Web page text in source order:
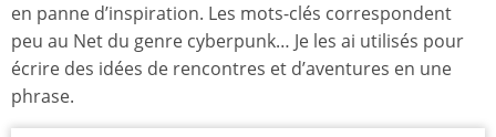
en panne d’inspiration. Les mots-clés correspondent
peu au Net du genre cyberpunk… Je les ai utilisés pour
écrire des idées de rencontres et d’aventures en une
phrase.